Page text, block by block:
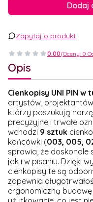
Dodaj
Zapytaj o produkt
0.00(Oceny: 0
Opis
Cienkopisy UNI PIN w
artystów,
którzy poszukują
precyzyjne i trwałe
wchodzi 9 sztuk
końcówki (003, 005,
sprawia, że doskonale
jak i w pisaniu. Dzięki
cienkopisy te są
zapewnia
ergonomiczną budowę